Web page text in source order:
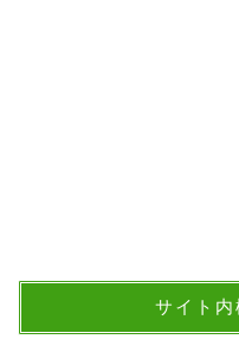
サイト内